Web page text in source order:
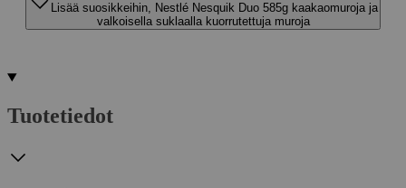
Lisää suosikkeihin, Nestlé Nesquik Duo 585g kaakaomuroja ja
valkoisella suklaalla kuorrutettuja muroja
Tuotetiedot